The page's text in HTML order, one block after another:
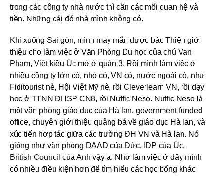
trong các công ty nhà nước thì cần các mối quan hệ và
tiền. Những cái đó nhà mình không có.
Khi xuống Sài gòn, mình may mắn được bác Thiện giới
thiệu cho làm việc ở Văn Phòng Du học của chú Van
Pham, Việt kiều Úc mở ở quận 3. Rồi mình làm việc ở
nhiều công ty lớn có, nhỏ có, VN có, nước ngoài có, như
Fiditourist nè, Hội Việt Mỹ nè, rồi Cleverlearn VN, rồi dạy
học ở TTNN ĐHSP CN8, rồi Nuffic Neso. Nuffic Neso là
một văn phòng giáo dục của Hà lan, government funded
office, chuyên giới thiệu quảng bá về giáo dục Hà lan, và
xúc tiến hợp tác giữa các trường ĐH VN và Hà lan. Nó
giống như văn phòng DAAD của Đức, IDP của Úc,
British Council của Anh vậy á. Nhờ làm việc ở đây mình
có nhiều điều kiện hơn để tìm hiểu các học bổng khác